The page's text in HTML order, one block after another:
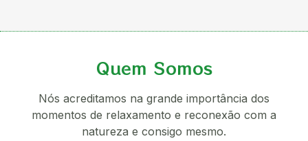
Quem Somos
Nós acreditamos na grande importância dos
momentos de relaxamento e reconexão com a
natureza e consigo mesmo.